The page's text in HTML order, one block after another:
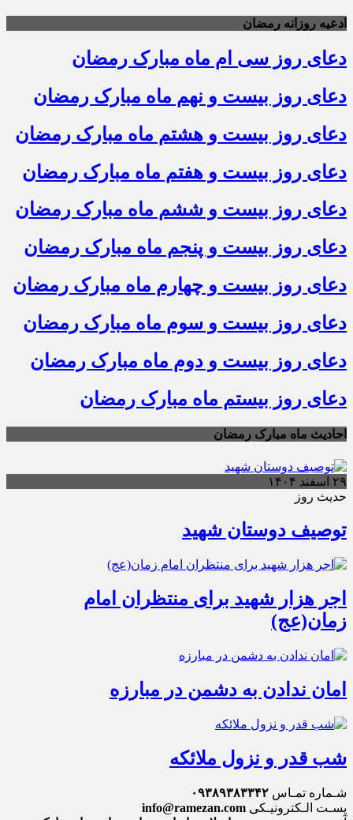
ادعیه روزانه رمضان
دعای روز سی ام ماه مبارک رمضان
دعای روز بیست و نهم ماه مبارک رمضان
دعای روز بیست و هشتم ماه مبارک رمضان
دعای روز بیست و هفتم ماه مبارک رمضان
دعای روز بیست و ششم ماه مبارک رمضان
دعای روز بیست و پنجم ماه مبارک رمضان
دعای روز بیست و چهارم ماه مبارک رمضان
دعای روز بیست و سوم ماه مبارک رمضان
دعای روز بیست و دوم ماه مبارک رمضان
دعای روز بیستم ماه مبارک رمضان
احادیث ماه مبارک رمضان
۲۹ اسفند ۱۴۰۴
حدیث روز
توصیف دوستان شهید
اجر هزار شهید برای منتظران امام
زمان(عج)
امان ندادن به دشمن در مبارزه
شب قدر و نزول ملائکه
شـماره تمـاس ۰۹۳۸۹۳۸۳۳۴۲
پسـت الـکترونیـکی info@ramezan.com